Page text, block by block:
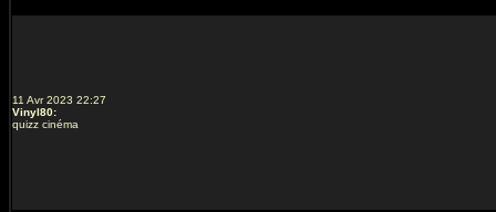
11 Avr 2023 22:27
Vinyl80:
quizz cinéma